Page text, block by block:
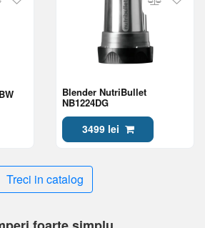
Blender NutriBullet
NB1224DG
3499 lei
Treci in catalog